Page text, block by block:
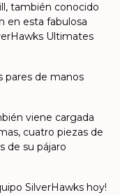
también conocido
en esta fabulosa
Ultimates
pares de manos
viene cargada
cuatro piezas de
de su pájaro
SilverHawks hoy!